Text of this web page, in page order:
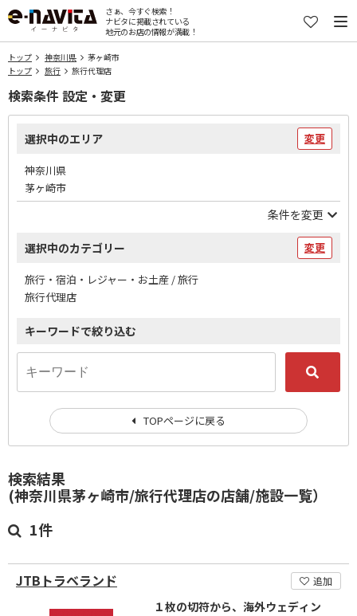
さぁ、今すぐ検索！
ナビタに掲載されている
地元のお店の情報が満載！
トップ 神奈川県
茅ヶ崎市
トップ
旅行 旅行代理店
検索結果
(神奈川県茅ヶ崎市/旅行代理店の店舗/施設一覧）
1件
JTBトラベランド 追加
１枚の切符から、海外ウェディン
検索条件 設定・変更
選択中のエリア 変更
神奈川県
茅ヶ崎市
条件を変更
選択中のカテゴリー 変更
旅行・宿泊・レジャー・お土産 / 旅行
旅行代理店
キーワードで絞り込む
TOPページに戻る